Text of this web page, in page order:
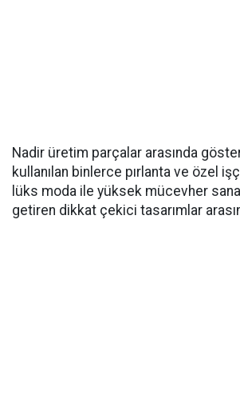
Nadir üretim parçalar arasında
kullanılan binlerce pırlanta ve özel
lüks moda ile yüksek mücevher
getiren dikkat çekici tasarımlar